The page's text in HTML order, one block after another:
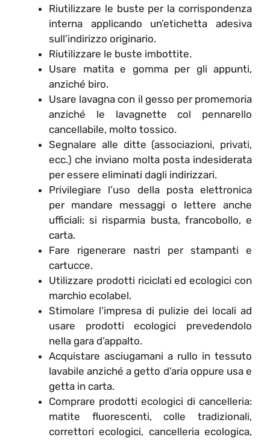
Riutilizzare le buste per la corrispondenza
interna applicando un’etichetta adesiva
sull’indirizzo originario.
Riutilizzare le buste imbottite.
Usare matita e gomma per gli appunti,
anziché biro.
Usare lavagna con il gesso per promemoria
anziché le lavagnette col pennarello
cancellabile, molto tossico.
Segnalare alle ditte (associazioni, privati,
ecc.) che inviano molta posta indesiderata
per essere eliminati dagli indirizzari.
Privilegiare l’uso della posta elettronica
per mandare messaggi o lettere anche
ufficiali: si risparmia busta, francobollo, e
carta.
Fare rigenerare nastri per stampanti e
cartucce.
Utilizzare prodotti riciclati ed ecologici con
marchio ecolabel.
Stimolare l’impresa di pulizie dei locali ad
usare prodotti ecologici prevedendolo
nella gara d’appalto.
Acquistare asciugamani a rullo in tessuto
lavabile anziché a getto d’aria oppure usa e
getta in carta.
Comprare prodotti ecologici di cancelleria:
matite fluorescenti, colle tradizionali,
correttori ecologici, cancelleria ecologica,